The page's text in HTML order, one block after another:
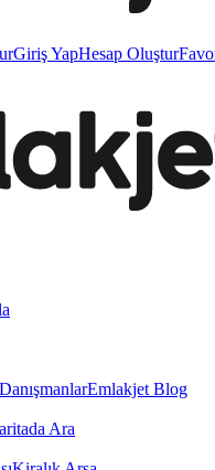
Giriş YapHesap Oluştur
Emlakjet Blog
Ara